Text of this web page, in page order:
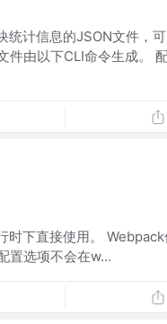
计信息的JSON文件，
件由以下CLI命令生成。
下直接使用。 Webpack
置选项不会在w...